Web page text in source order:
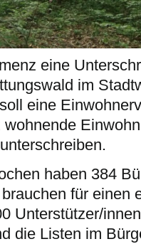
eine
im
eine
haben 384
für einen
Unterstützer/
die Listen im